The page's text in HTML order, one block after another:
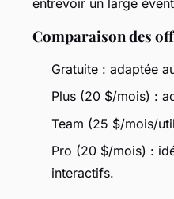
entrevoir un large
Comparaison des
Gratuite : adaptée
Plus (20 $/mois) :
Team (25 $/mois/
Pro (20 $/mois) :
interactifs.